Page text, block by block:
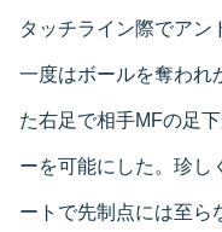
タッチライン際でアン
一度はボールを奪われ
た右足で相手MFの足
ーを可能にした。珍し
ートで先制点には至ら